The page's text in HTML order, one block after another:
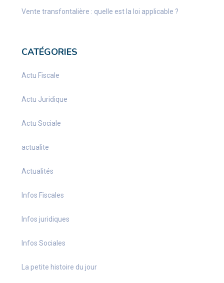
Vente transfontalière : quelle est la loi applicable ?
CATÉGORIES
Actu Fiscale
Actu Juridique
Actu Sociale
actualite
Actualités
Infos Fiscales
Infos juridiques
Infos Sociales
La petite histoire du jour